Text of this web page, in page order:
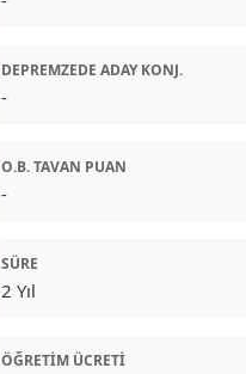
DEPREMZEDE ADAY KONJ.
-
O.B. TAVAN PUAN
-
SÜRE
2 Yıl
ÖĞRETIM ÜCRETI